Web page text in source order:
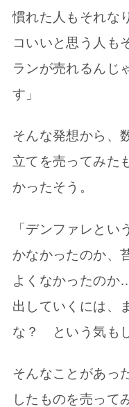
慣れた人もそれな
コいいと思う人も
ランが売れるんじ
す」
そんな発想から、
立てを売ってみた
かったそう。
「デンファレと
かなかったのか、
よくなかったのか
出していくには、
な？ という気も
そんなことがあっ
したものを売って